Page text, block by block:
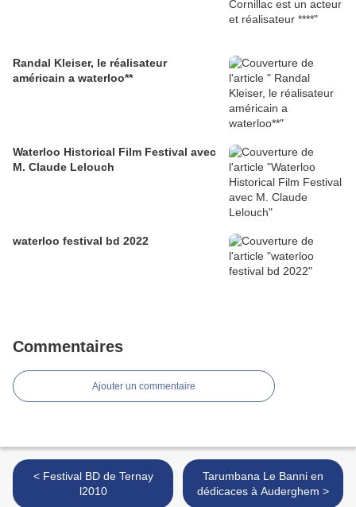
Randal Kleiser, le réalisateur
américain a waterloo**
Waterloo Historical Film Festival avec
M. Claude Lelouch
waterloo festival bd 2022
Commentaires
Ajouter un commentaire
< Festival BD de Ternay
l2010
Tarumbana Le Banni en
dédicaces à Auderghem >